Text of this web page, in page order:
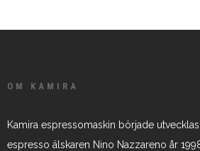
OM KAMIRA
Kamira espressomaskin började
espresso älskaren Nino Nazzareno år